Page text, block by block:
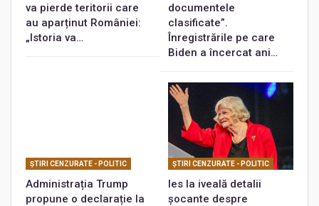
va pierde teritorii care
au aparținut României:
„Istoria va…
documentele
clasificate”.
Înregistrările pe care
Biden a încercat ani…
ŞTIRI CENZURATE - POLITIC
Administrația Trump
propune o declarație la
ŞTIRI CENZURATE - POLITIC
Ies la iveală detalii
șocante despre